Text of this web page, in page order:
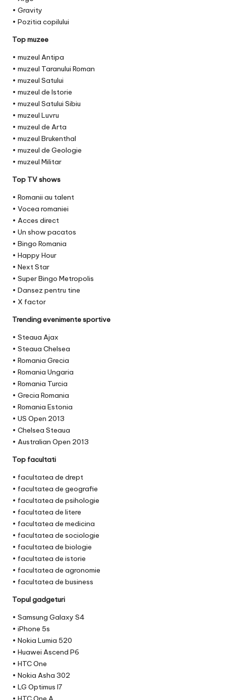
• Gravity
• Pozitia copilului
Top muzee
• muzeul Antipa
• muzeul Taranului Roman
• muzeul Satului
• muzeul de Istorie
• muzeul Satului Sibiu
• muzeul Luvru
• muzeul de Arta
• muzeul Brukenthal
• muzeul de Geologie
• muzeul Militar
Top TV shows
• Romanii au talent
• Vocea romaniei
• Acces direct
• Un show pacatos
• Bingo Romania
• Happy Hour
• Next Star
• Super Bingo Metropolis
• Dansez pentru tine
• X factor
Trending evenimente sportive
• Steaua Ajax
• Steaua Chelsea
• Romania Grecia
• Romania Ungaria
• Romania Turcia
• Grecia Romania
• Romania Estonia
• US Open 2013
• Chelsea Steaua
• Australian Open 2013
Top facultati
• facultatea de drept
• facultatea de geografie
• facultatea de psihologie
• facultatea de litere
• facultatea de medicina
• facultatea de sociologie
• facultatea de biologie
• facultatea de istorie
• facultatea de agronomie
• facultatea de business
Topul gadgeturi
• Samsung Galaxy S4
• iPhone 5s
• Nokia Lumia 520
• Huawei Ascend P6
• HTC One
• Nokia Asha 302
• LG Optimus l7